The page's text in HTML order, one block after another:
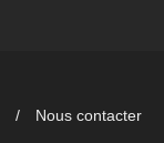
Nous contacter